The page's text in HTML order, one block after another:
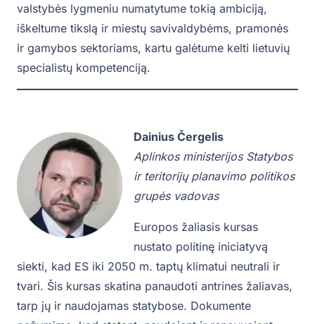
valstybės lygmeniu numatytume tokią ambiciją,
iškeltume tikslą ir miestų savivaldybėms, pramonės
ir gamybos sektoriams, kartu galėtume kelti lietuvių
specialistų kompetenciją.
Dainius Čergelis
Aplinkos ministerijos Statybos
ir teritorijų planavimo politikos
grupės vadovas
Europos žaliasis kursas
nustato politinę iniciatyvą
siekti, kad ES iki 2050 m. taptų klimatui neutrali ir
tvari. Šis kursas skatina panaudoti antrines žaliavas,
tarp jų ir naudojamas statybose. Dokumente